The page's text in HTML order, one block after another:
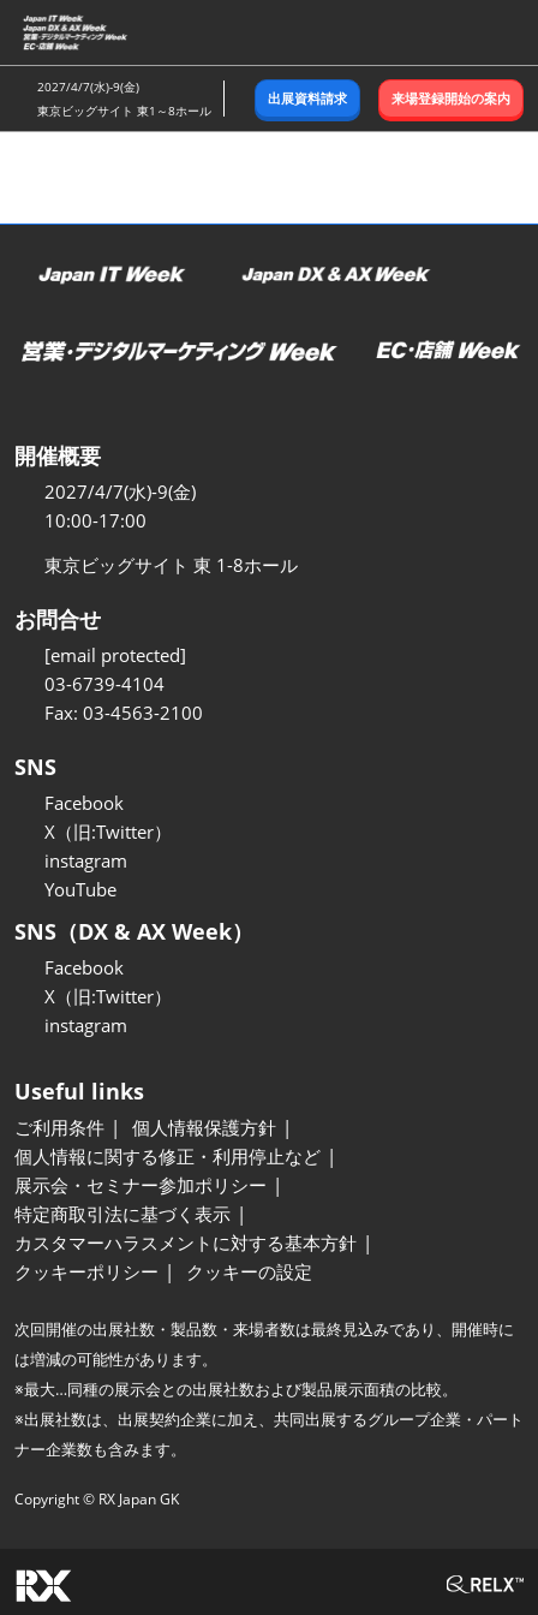
ス
キ
ッ
し
む
2027/4/7(水)-9(金)
東京ビッグサイト 東1～8ホール
出展資料請求 来場登録開始の案内
開催概要
2027/4/7(水)-9(金)
10:00-17:00
東京ビッグサイト 東 1-8ホール
お問合せ
[email protected]
03-6739-4104
Fax: 03-4563-2100
SNS
Facebook
X（旧:Twitter）
instagram
YouTube
SNS（DX & AX Week）
Facebook
X（旧:Twitter）
instagram
Useful links
ご利用条件
個人情報保護方針
個人情報に関する修正・利用停止など
展示会・セミナー参加ポリシー
特定商取引法に基づく表示
カスタマーハラスメントに対する基本方針
クッキーポリシー
クッキーの設定
次回開催の出展社数・製品数・来場者数は最終見込みであり、開催時に
は増減の可能性があります。
※最大…同種の展示会との出展社数および製品展示面積の比較。
※出展社数は、出展契約企業に加え、共同出展するグループ企業・パート
ナー企業数も含みます。
Copyright © RX Japan GK